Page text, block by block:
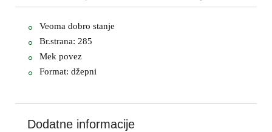
Veoma dobro stanje
Br.strana: 285
Mek povez
Format: džepni
Dodatne informacije